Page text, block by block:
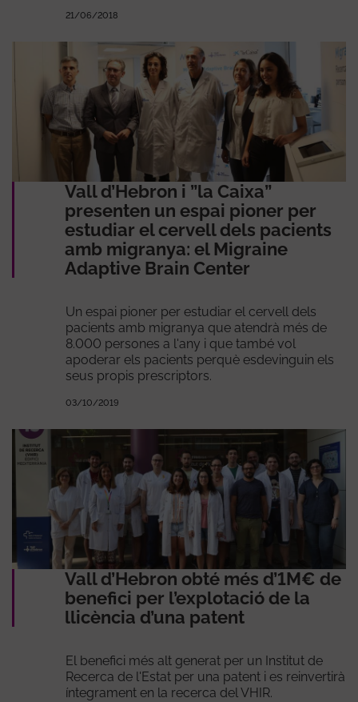
21/06/2018
Vall d’Hebron i ”la Caixa”
presenten un espai pioner per
estudiar el cervell dels pacients
amb migranya: el Migraine
Adaptive Brain Center
Un espai pioner per estudiar el cervell dels
pacients amb migranya que atendrà més de
8.000 persones a l'any i que també vol
apoderar els pacients perquè esdevinguin els
seus propis prescriptors.
03/10/2019
Vall d’Hebron obté més d’1M€ de
benefici per l’explotació de la
llicència d’una patent
El benefici més alt generat per un Institut de
Recerca de l'Estat per una patent i es reinvertirà
íntegrament en la recerca del VHIR.